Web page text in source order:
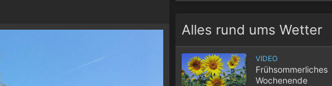
Alles rund ums Wetter
VIDEO
Frühsommerliches
Wochenende